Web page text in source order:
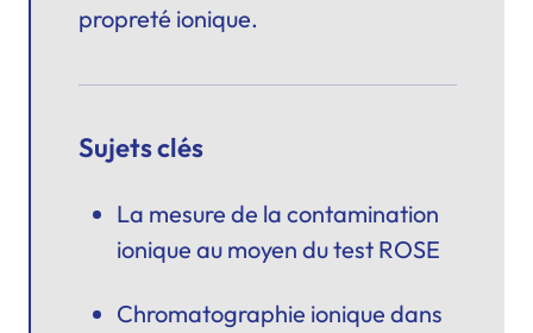
propreté ionique.
Sujets clés
La mesure de la contamination
ionique au moyen du test ROSE
Chromatographie ionique dans